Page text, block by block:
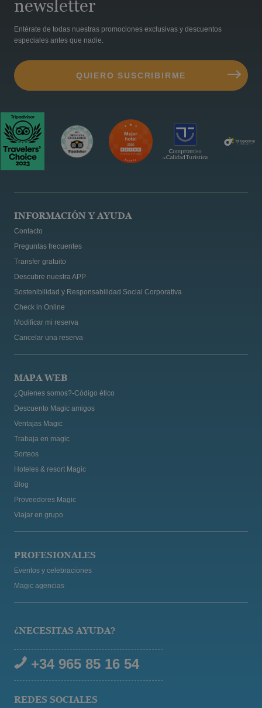
newsletter
Entérate de todas nuestras promociones exclusivas y descuentos
especiales antes que nadie.
INFORMACIÓN Y AYUDA
Contacto
Preguntas frecuentes
Transfer gratuito
Descubre nuestra APP
Sostenibilidad y Responsabilidad Social Corporativa
Check in Online
Modificar mi reserva
Cancelar una reserva
MAPA WEB
¿Quienes somos?-Código ético
Descuento Magic amigos
Ventajas Magic
Trabaja en magic
Sorteos
Hoteles & resort Magic
Blog
Proveedores Magic
Viajar en grupo
PROFESIONALES
Eventos y celebraciones
Magic agencias
¿NECESITAS AYUDA?
+34 965 85 16 54
REDES SOCIALES